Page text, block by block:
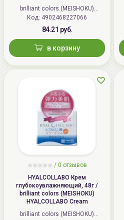
brilliant colors (MEISHOKU)
(Япония)
Код: 4902468227066
84.21 руб.
в корзину
/ 0 отзывов
HYALCOLLABO Крем
глубокоувлажняющий, 48г /
brilliant colors (MEISHOKU)
HYALCOLLABO Cream
brilliant colors (MEISHOKU)